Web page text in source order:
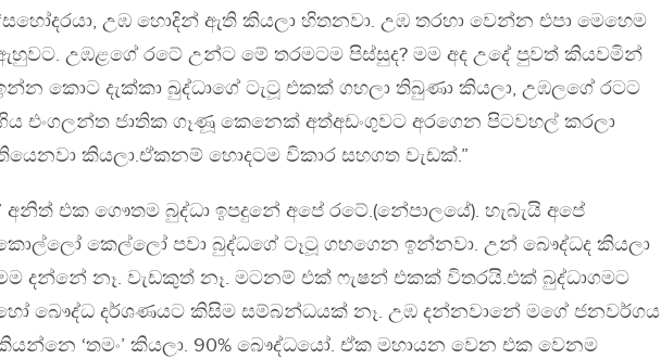
උඹ හොදින් ඇති කියලා හිතනවා. උඹ තරහා වෙන්න එපා මෙහෙම
උඹළගේ රටේ උන්ට මේ තරමටම පිස්සුද? මම අද උදේ පුවත් කියවමින්
කොට දැක්කා බුද්ධාගේ ටැටූ එකක් ගහලා තිබුණා කියලා, උඹලගේ රටට
එංගලන්ත ජාතික ගෑණූ කෙනෙක් අත්අඩංගුවට අරගෙන පිටවහල් කරලා
කියලා.ඒකනම් හොදටම විකාර සහගත වැඩක්.”
අනිත් එක ගෞතම බුද්ධා ඉපදුනේ අපේ රටේ.(නේපාලයේ). හැබැයි අපේ
කෙල්ලෝ පවා බුද්ධගේ ටෑටූ ගහගෙන ඉන්නවා. උන් බෞද්ධද කියලා
දන්නේ නෑ. වැඩකුත් නෑ. මටනම් එක් ෆැෂන් එකක් විතරයි.එක් බුද්ධාගමට
බෞද්ධ දර්ශණයට කිසිම සම්බන්ධයක් නෑ. උඹ දන්නවානේ මගේ ජනවර්ගය
‘තමං’ කියලා. 90% බෞද්ධයෝ. ඒක මහායන වෙන එක වෙනම